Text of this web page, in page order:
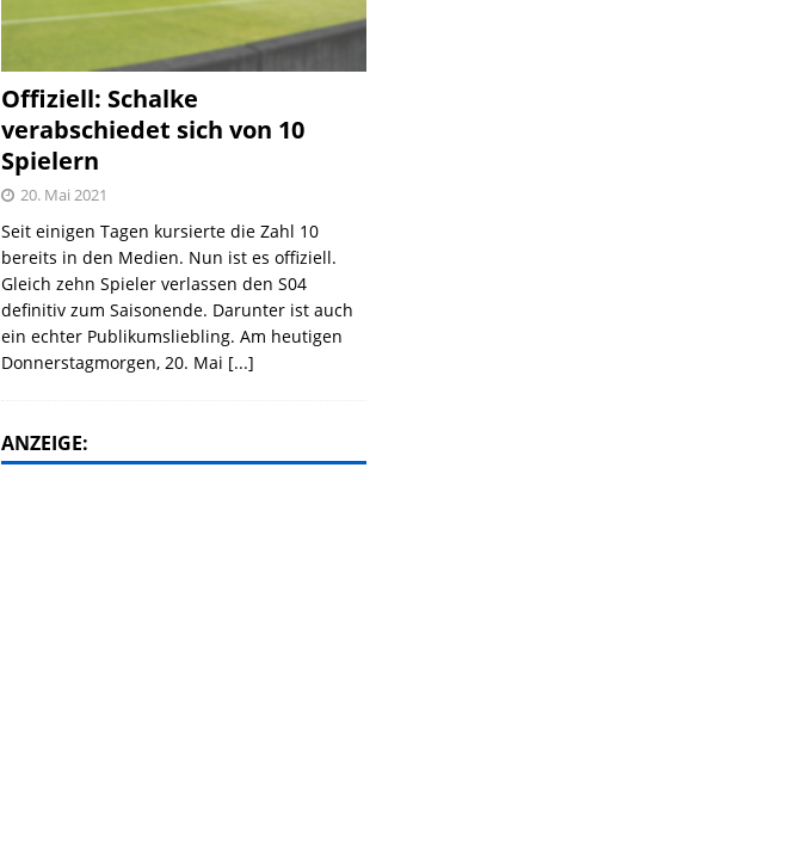
Offiziell: Schalke
verabschiedet sich von 10
Spielern
20. Mai 2021
Seit einigen Tagen kursierte die Zahl 10
bereits in den Medien. Nun ist es offiziell.
Gleich zehn Spieler verlassen den S04
definitiv zum Saisonende. Darunter ist auch
ein echter Publikumsliebling. Am heutigen
Donnerstagmorgen, 20. Mai [...]
ANZEIGE: